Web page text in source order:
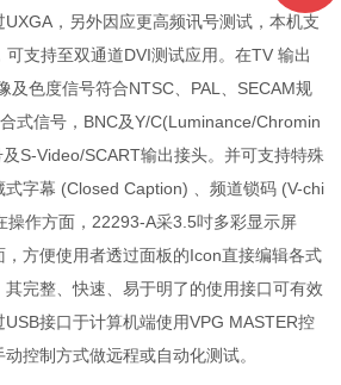
，另外因应更高频讯号测试，本机支
支持至双通道DVI测试应用。在TV 输出
及色度信号符合NTSC、PAL、SECAM规
式信号，BNC及Y/C(Luminance/Chromin
S-Video/SCART输出接头。并可支持特殊
式字幕 (Closed Caption) 、频道锁码 (V-chi
操作方面，22293-A采3.5吋多彩显示屏
方便使用者透过面板的Icon直接编辑各式
完整、快速、易于明了的使用接口可有效
接口于计算机端使用VPG MASTER控
控制方式做远程或自动化测试。